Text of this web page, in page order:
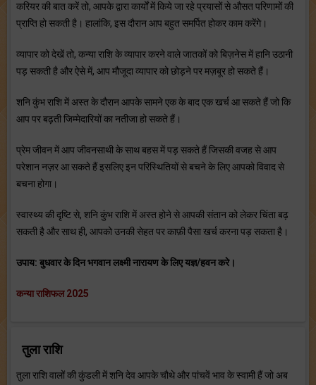
करियर की बात करें तो, आपके द्वारा कार्यों में किये जा रहे प्रयासों से औसत परिणामों की
प्राप्ति हो सकती है। हालांकि, इस दौरान आप बहुत समर्पित होकर काम करेंगे।
व्यापार को देखें तो, कन्या राशि के व्यापार करने वाले जातकों को बिज़नेस में हानि उठानी
पड़ सकती है और ऐसे में, आप मौजूदा व्यापार को छोड़ने पर मज़बूर हो सकते हैं।
शनि कुंभ राशि में अस्त के दौरान आपके सामने एक के बाद एक खर्च आ सकते हैं जो कि
आप पर बढ़ती जिम्मेदारियों का नतीजा हो सकते हैं।
प्रेम जीवन में आप जीवनसाथी के साथ बहस में पड़ सकते हैं जिसकी वजह से आप
परेशान नज़र आ सकते हैं इसलिए इन परिस्थितियों से बचने के लिए आपको विवाद से
बचना होगा।
स्वास्थ्य की दृष्टि से, शनि कुंभ राशि में अस्त होने से आपकी संतान को लेकर चिंता बढ़
सकती है और साथ ही, आपको उनकी सेहत पर काफ़ी पैसा खर्च करना पड़ सकता है।
उपाय: बुधवार के दिन भगवान लक्ष्मी नारायण के लिए यज्ञ/हवन करे।
कन्या राशिफल 2025
तुला राशि
तुला राशि वालों की कुंडली में शनि देव आपके चौथे और पांचवें भाव के स्वामी हैं जो अब